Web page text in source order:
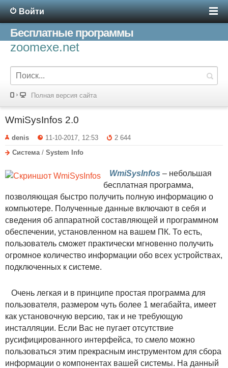
Войти
Бесплатные программы
zoomexe.net
Полная версия сайта
WmiSysInfos 2.0
denis 11-10-2017, 12:53
2 644
Система / System Info
WmiSysInfos – небольшая
бесплатная программа,
позволяющая быстро получить полную информацию о
компьютере. Полученные данные включают в себя и
сведения об аппаратной составляющей и программном
обеспечении, установленном на вашем ПК. То есть,
пользователь сможет практически мгновенно получить
огромное количество информации обо всех устройствах,
подключенных к системе.
Очень легкая и в принципе простая программа для
пользователя, размером чуть более 1 мегабайта, имеет
как установочную версию, так и не требующую
инсталляции. Если Вас не пугает отсутствие
русифицированного интерфейса, то смело можно
пользоваться этим прекрасным инструментом для сбора
информации о компонентах вашей системы. На данный